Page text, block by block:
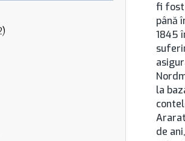
fi fost
până
1845
la
de